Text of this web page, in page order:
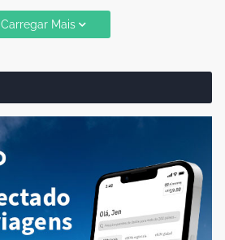
Carregar Mais